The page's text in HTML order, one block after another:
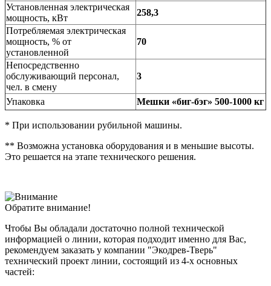
Установленная электрическая
мощность, кВт
258,3
Потребляемая электрическая
мощность, % от
установленной
70
Непосредственно
обслуживающий персонал,
чел. в смену
3
Упаковка Мешки «биг-бэг» 500-1000 кг
* При использовании рубильной машины.
** Возможна установка оборудования и в меньшие высоты.
Это решается на этапе технического решения.
Обратите внимание!
Чтобы Вы обладали достаточно полной технической
информацией о линии, которая подходит именно для Вас,
рекомендуем заказать у компании "Экодрев-Тверь"
технический проект линии, состоящий из 4-х основных
частей: